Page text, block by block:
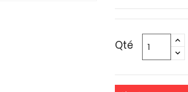
Qté